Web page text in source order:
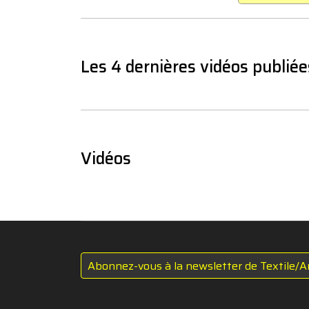
Les 4 dernières vidéos
Vidéos
Abonnez-vous à la newsletter de Textile/